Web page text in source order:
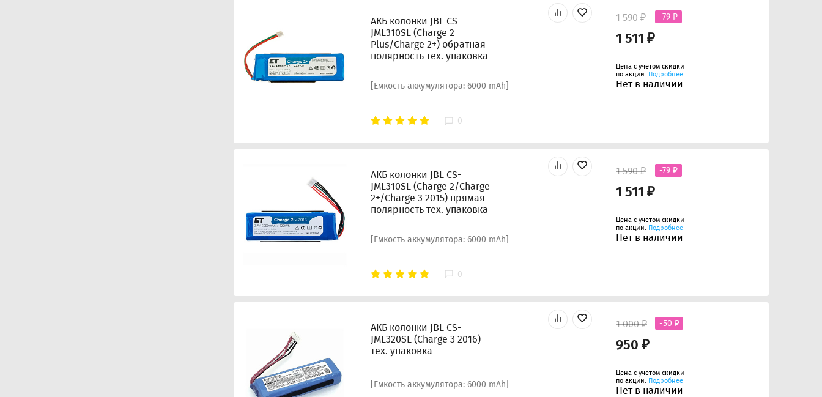
АКБ колонки JBL CS-
JML310SL (Charge 2
Plus/Charge 2+) обратная
полярность тех. упаковка
[Емкость аккумулятора: 6000 mAh]
0
1 511 ₽
1 590 ₽ -79 ₽
Цена с учетом скидки
по акции. Подробнее
Нет в наличии
АКБ колонки JBL CS-
JML310SL (Charge 2/Charge
2+/Charge 3 2015) прямая
полярность тех. упаковка
[Емкость аккумулятора: 6000 mAh]
0
1 511 ₽
1 590 ₽ -79 ₽
Цена с учетом скидки
по акции. Подробнее
Нет в наличии
АКБ колонки JBL CS-
JML320SL (Charge 3 2016)
тех. упаковка
[Емкость аккумулятора: 6000 mAh]
950 ₽
1 000 ₽ -50 ₽
Цена с учетом скидки
по акции. Подробнее
Нет в наличии